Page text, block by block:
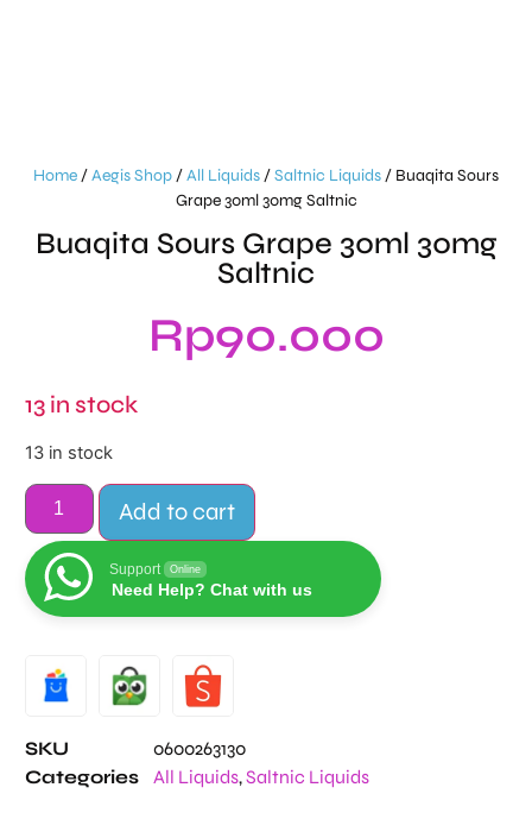
Home /Aegis Shop /All Liquids /Saltnic Liquids / Buaqita Sours
Grape 30ml 30mg Saltnic
Buaqita Sours Grape 30ml 30mg
Saltnic
Rp90.000
13 in stock
13 in stock
Add to cart
Support Online
Need Help? Chat with us
SKU
0600263130
Categories
All Liquids,Saltnic Liquids